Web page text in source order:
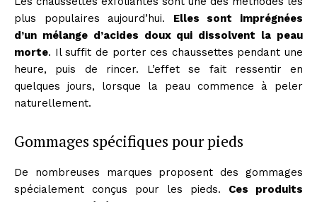
plus populaires aujourd’hui. Elles sont imprégnées
d’un mélange d’acides doux qui dissolvent la peau
morte. Il suffit de porter ces chaussettes pendant une
heure, puis de rincer. L’effet se fait ressentir en
quelques jours, lorsque la peau commence à peler
naturellement.
Gommages spécifiques pour pieds
De nombreuses marques proposent des gommages
spécialement conçus pour les pieds. Ces produits